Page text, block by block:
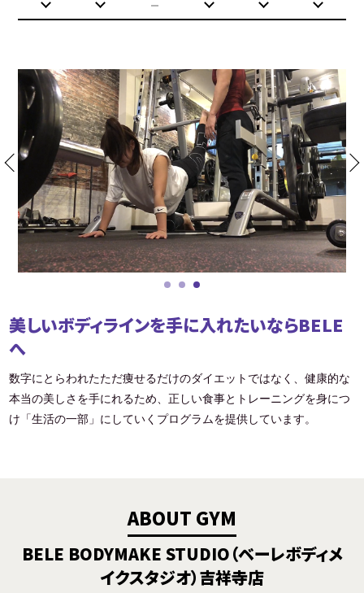
美しいボディラインを手に入れたいならBELE
へ
数字にとらわれたただ痩せるだけのダイエットではなく、健康的な
本当の美しさを手にれるため、正しい食事とトレーニングを身につ
け「生活の一部」にしていくプログラムを提供しています。
ABOUT GYM
BELE BODYMAKE STUDIO（ベーレボディメ
イクスタジオ）吉祥寺店